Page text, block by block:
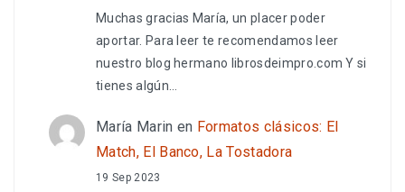
Muchas gracias María, un placer poder
aportar. Para leer te recomendamos leer
nuestro blog hermano librosdeimpro.com Y si
tienes algún…
María Marin en Formatos clásicos: El
Match, El Banco, La Tostadora
19 Sep 2023